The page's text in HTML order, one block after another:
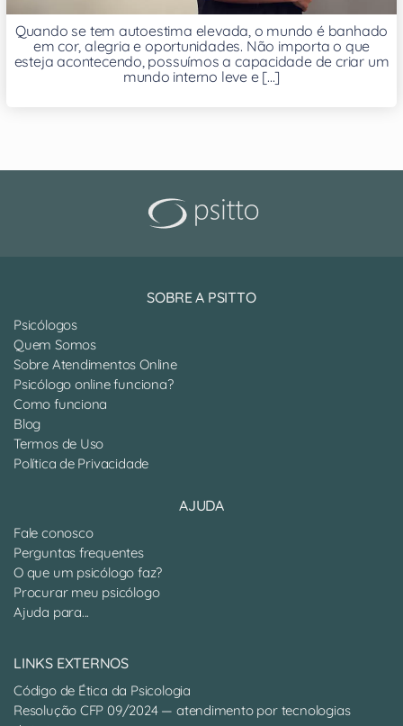
Quando se tem autoestima elevada, o mundo é banhado
em cor, alegria e oportunidades. Não importa o que
esteja acontecendo, possuímos a capacidade de criar um
mundo interno leve e [...]
SOBRE A PSITTO
Psicólogos
Quem Somos
Sobre Atendimentos Online
Psicólogo online funciona?
Como funciona
Blog
Termos de Uso
Política de Privacidade
AJUDA
Fale conosco
Perguntas frequentes
O que um psicólogo faz?
Procurar meu psicólogo
Ajuda para...
LINKS EXTERNOS
Código de Ética da Psicologia
Resolução CFP 09/2024 — atendimento por tecnologias